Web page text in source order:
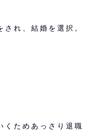
れ、結婚を選択。
くためあっさり退職